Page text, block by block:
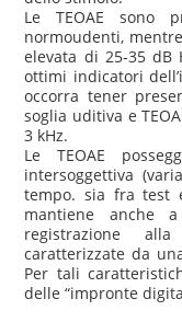
Le TEOAE sono
normoudenti,
elevata di 25-35 dB
ottimi indicatori
occorra tener
soglia uditiva e
3 kHz.
Le TEOAE
intersoggettiva
tempo. sia fra test
mantiene anche
registrazione
caratterizzate da
Per tali
delle “impronte